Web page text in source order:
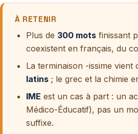
À RETENIR
Plus de 300 mots finissant
coexistent en français, du
La terminaison -issime vient
latins ; le grec et la chimie
IME est un cas à part : un
Médico-Éducatif), pas un
suffixe.